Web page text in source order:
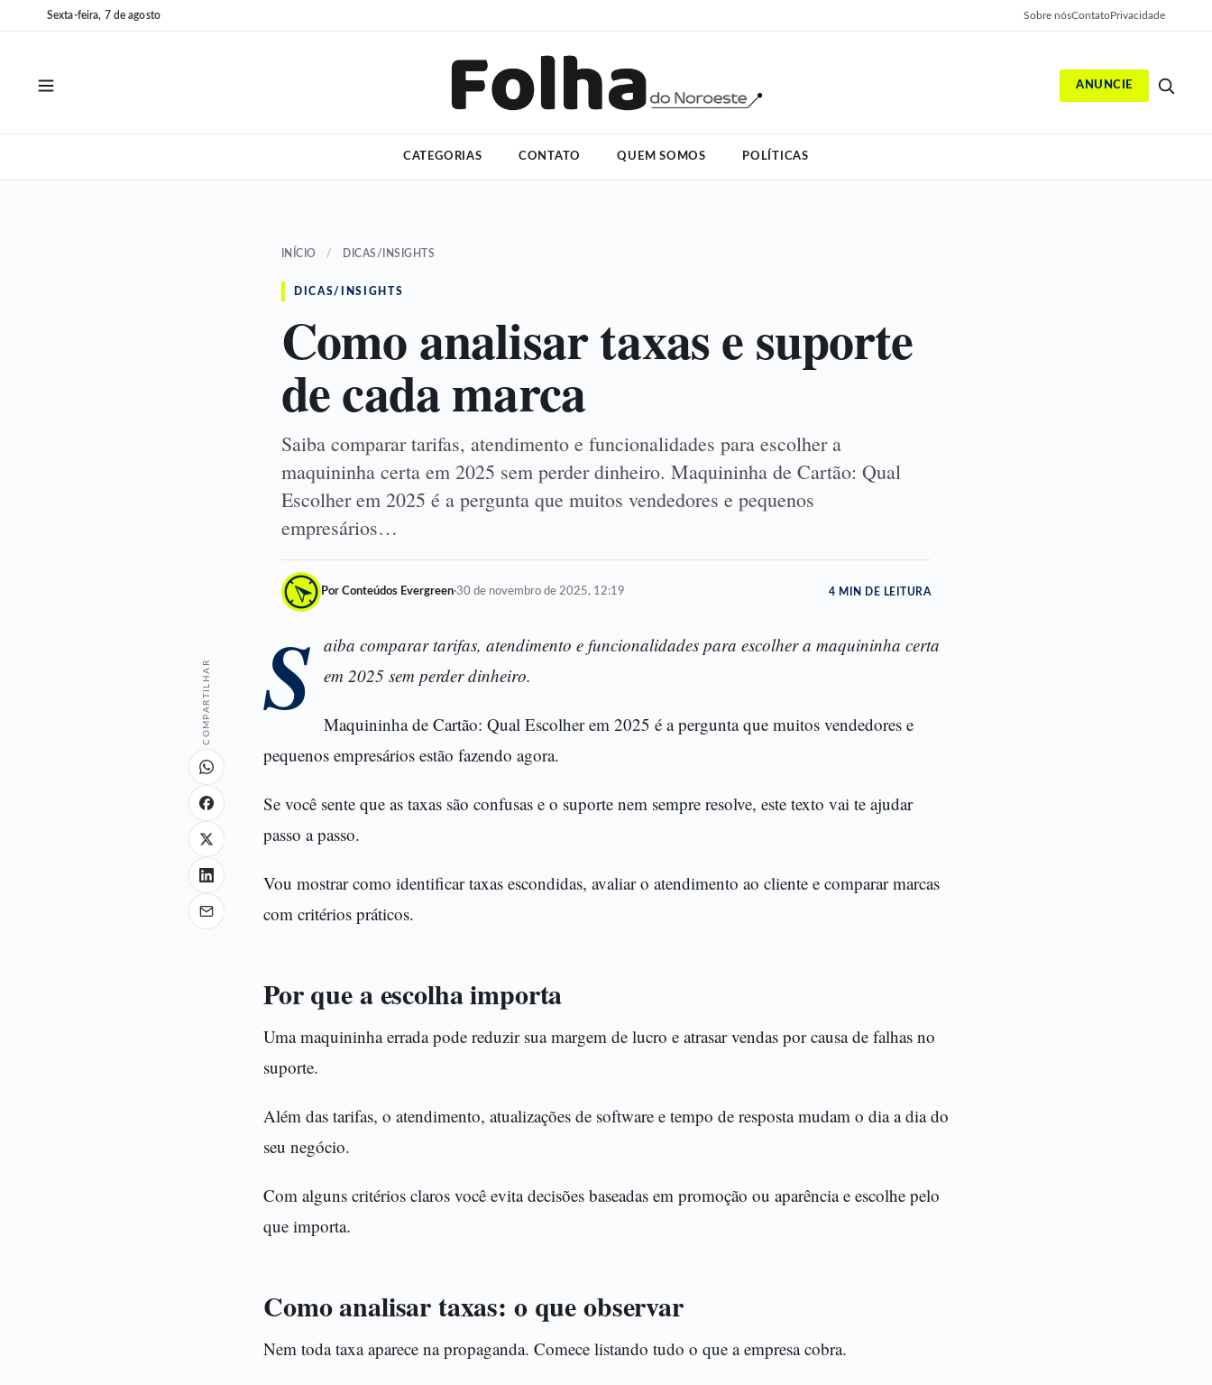
para
para
Sexta-feira, 7 de agosto Sobre nósContatoPrivacidade
ANUNCIE
CATEGORIAS CONTATO QUEM SOMOS POLÍTICAS
INÍCIO / DICAS/INSIGHTS
DICAS/INSIGHTS
Como analisar taxas e suporte
de cada marca
Saiba comparar tarifas, atendimento e funcionalidades para escolher a
maquininha certa em 2025 sem perder dinheiro. Maquininha de Cartão: Qual
Escolher em 2025 é a pergunta que muitos vendedores e pequenos
empresários…
Por Conteúdos Evergreen·30 de novembro de 2025, 12:19 4 MIN DE LEITURA
COMPARTILHAR S aiba comparar tarifas, atendimento e funcionalidades para escolher a maquininha certa
em 2025 sem perder dinheiro.
Maquininha de Cartão: Qual Escolher em 2025 é a pergunta que muitos vendedores e
pequenos empresários estão fazendo agora.
Se você sente que as taxas são confusas e o suporte nem sempre resolve, este texto vai te ajudar
passo a passo.
Vou mostrar como identificar taxas escondidas, avaliar o atendimento ao cliente e comparar marcas
com critérios práticos.
Por que a escolha importa
Uma maquininha errada pode reduzir sua margem de lucro e atrasar vendas por causa de falhas no
suporte.
Além das tarifas, o atendimento, atualizações de software e tempo de resposta mudam o dia a dia do
seu negócio.
Com alguns critérios claros você evita decisões baseadas em promoção ou aparência e escolhe pelo
que importa.
Como analisar taxas: o que observar
Nem toda taxa aparece na propaganda. Comece listando tudo o que a empresa cobra.